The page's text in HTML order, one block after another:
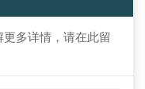
多详情，请在此留